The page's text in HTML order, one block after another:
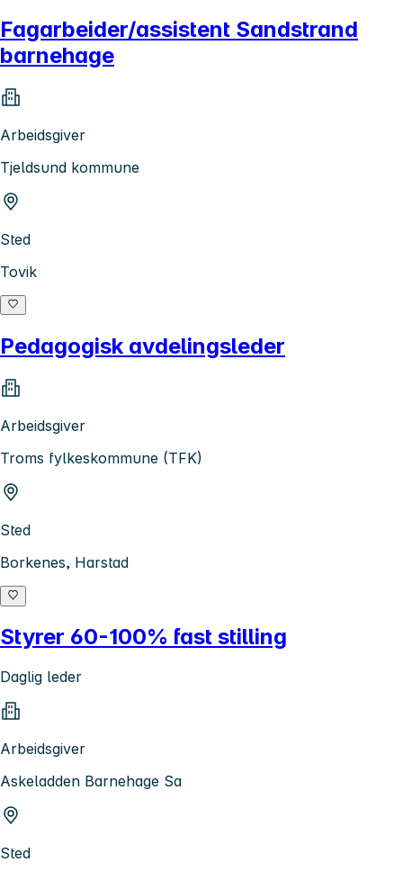
Fagarbeider/assistent Sandstrand
barnehage
Arbeidsgiver
Tjeldsund kommune
Sted
Tovik
Pedagogisk avdelingsleder
Arbeidsgiver
Troms fylkeskommune (TFK)
Sted
Borkenes, Harstad
Styrer 60-100% fast stilling
Daglig leder
Arbeidsgiver
Askeladden Barnehage Sa
Sted